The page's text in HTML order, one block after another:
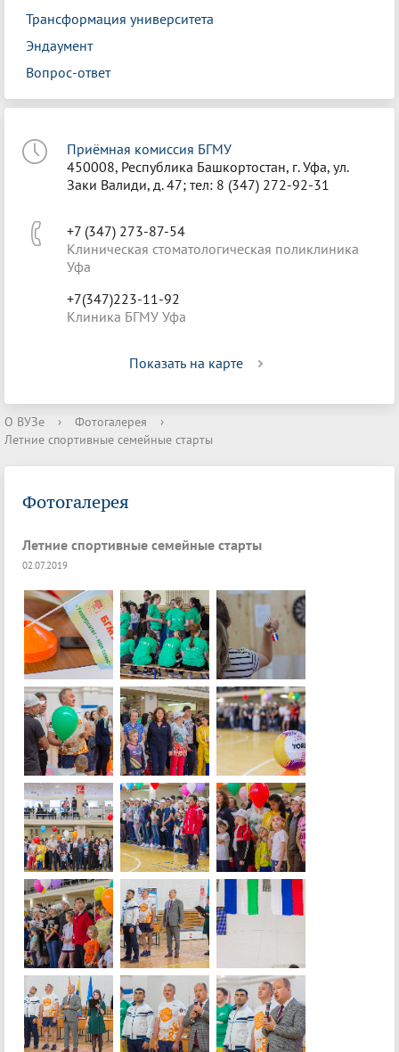
Трансформация университета
Эндаумент
Вопрос-ответ
Приёмная комиссия БГМУ
450008, Республика Башкортостан, г. Уфа, ул.
Заки Валиди, д. 47; тел: 8 (347) 272-92-31
+7 (347) 273-87-54
Клиническая стоматологическая поликлиника
Уфа
+7(347)223-11-92
Клиника БГМУ Уфа
Показать на карте
О ВУЗе › Фотогалерея
›
Летние спортивные семейные старты
Фотогалерея
Летние спортивные семейные старты
02.07.2019